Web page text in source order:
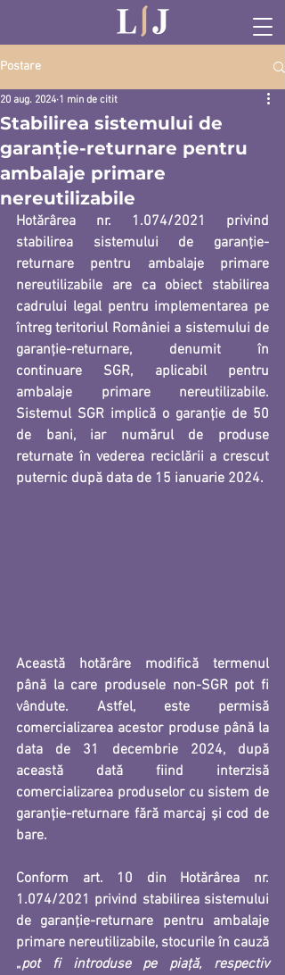
Postare
Stabilirea sistemului de
garanţie-returnare pentru
ambalaje primare
nereutilizabile
20 aug. 2024 1 min de citit
Hotărârea nr. 1.074/2021 privind
stabilirea sistemului de garanţie-
returnare pentru ambalaje primare
nereutilizabile are ca obiect stabilirea
cadrului legal pentru implementarea pe
întreg teritoriul României a sistemului de
garanţie-returnare, denumit în
continuare SGR, aplicabil pentru
ambalaje primare nereutilizabile.
Sistemul SGR implică o garanție de 50
de bani, iar numărul de produse
returnate în vederea reciclării a crescut
puternic după data de 15 ianuarie 2024.
Această hotărâre modifică termenul
până la care produsele non-SGR pot fi
vândute. Astfel, este permisă
comercializarea acestor produse până la
data de 31 decembrie 2024, după
această dată fiind interzisă
comercializarea produselor cu sistem de
garanție-returnare fără marcaj și cod de
bare.
Conform art. 10 din Hotărârea nr.
1.074/2021 privind stabilirea sistemului
de garanţie-returnare pentru ambalaje
primare nereutilizabile, stocurile în cauză
„pot fi introduse pe piaţă, respectiv